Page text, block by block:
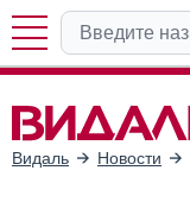
Видаль
Новости